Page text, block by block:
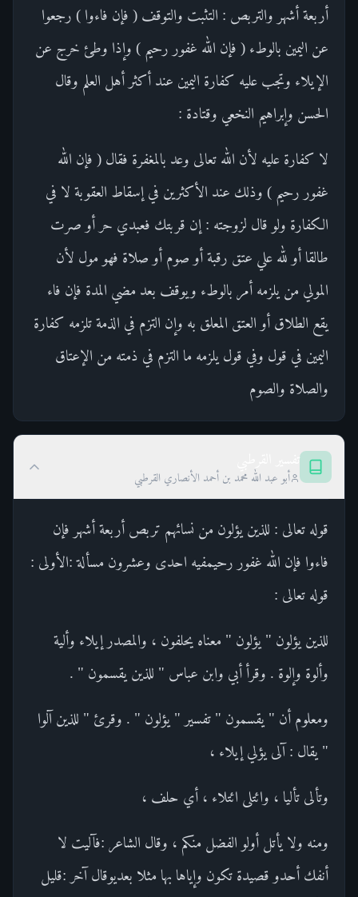
أربعة أشهر والتربص : التثبت والتوقف ( فإن فاءوا ) رجعوا
عن اليمين بالوطء ( فإن الله غفور رحيم ) وإذا وطئ خرج عن
الإيلاء وتجب عليه كفارة اليمين عند أكثر أهل العلم وقال
الحسن وإبراهيم النخعي وقتادة :
لا كفارة عليه لأن الله تعالى وعد بالمغفرة فقال ( فإن الله
غفور رحيم ) وذلك عند الأكثرين في إسقاط العقوبة لا في
الكفارة ولو قال لزوجته : إن قربتك فعبدي حر أو صرت
طالقا أو لله علي عتق رقبة أو صوم أو صلاة فهو مول لأن
المولي من يلزمه أمر بالوطء ويوقف بعد مضي المدة فإن فاء
يقع الطلاق أو العتق المعلق به وإن التزم في الذمة تلزمه كفارة
اليمين في قول وفي قول يلزمه ما التزم في ذمته من الإعتاق
والصلاة والصوم
أبو عبد الله محمد بن أحمد الأنصاري القرطبي
قوله تعالى : للذين يؤلون من نسائهم تربص أربعة أشهر فإن
فاءوا فإن الله غفور رحيمفيه احدى وعشرون مسألة :الأولى :
قوله تعالى :
للذين يؤلون " يؤلون " معناه يحلفون ، والمصدر إيلاء وألية
وألوة وإلوة . وقرأ أبي وابن عباس " للذين يقسمون " .
ومعلوم أن " يقسمون " تفسير " يؤلون " . وقرئ " للذين آلوا
" يقال : آلى يؤلي إيلاء ،
وتألى تأليا ، وائتلى ائتلاء ، أي حلف ،
ومنه ولا يأتل أولو الفضل منكم ، وقال الشاعر :فآليت لا
أنفك أحدو قصيدة تكون وإياها بها مثلا بعديوقال آخر :قليل